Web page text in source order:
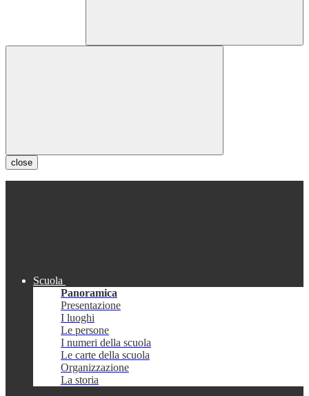
close
Scuola
Panoramica
Presentazione
I luoghi
Le persone
I numeri della scuola
Le carte della scuola
Organizzazione
La storia